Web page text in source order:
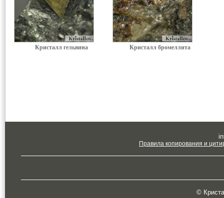
Кристалл гельвина Кристалл бромеллита
Правила копирования и
©